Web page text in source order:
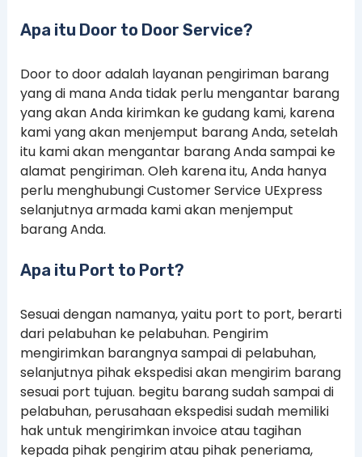
Apa itu Door to Door Service?
Door to door adalah layanan pengiriman barang
yang di mana Anda tidak perlu mengantar barang
yang akan Anda kirimkan ke gudang kami, karena
kami yang akan menjemput barang Anda, setelah
itu kami akan mengantar barang Anda sampai ke
alamat pengiriman. Oleh karena itu, Anda hanya
perlu menghubungi Customer Service UExpress
selanjutnya armada kami akan menjemput
barang Anda.
Apa itu Port to Port?
Sesuai dengan namanya, yaitu port to port, berarti
dari pelabuhan ke pelabuhan. Pengirim
mengirimkan barangnya sampai di pelabuhan,
selanjutnya pihak ekspedisi akan mengirim barang
sesuai port tujuan. begitu barang sudah sampai di
pelabuhan, perusahaan ekspedisi sudah memiliki
hak untuk mengirimkan invoice atau tagihan
kepada pihak pengirim atau pihak peneriama,